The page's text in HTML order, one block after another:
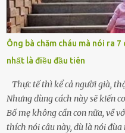
mất sớm. Tôi chẳng có anh chị
ai thân thiết đến mức có thể
bận rộn với gia đình riêng của
xuân vào người chồng ấy – và
chiếc xe buýt cuối ngày, trốn
Ông bà chăm cháu mà nói ra
nhất là điều đầu tiên
Thực tế thì kể cả người già,
Nhưng dùng cách này sẽ kiến
Bố mẹ không cần con nữa, về
thích nói câu này, dù là nói đùa